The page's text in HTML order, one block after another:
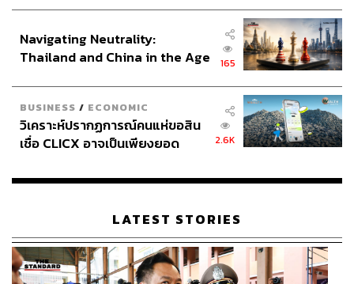
Navigating Neutrality:
Thailand and China in the Age
165
BUSINESS / ECONOMIC
วิเคราะห์ปรากฏการณ์คนแห่ขอสิน
เชื่อ CLICX อาจเป็นเพียงยอด
เรือนไทยที่ถูกซุกไว้
2.6K
LATEST STORIES